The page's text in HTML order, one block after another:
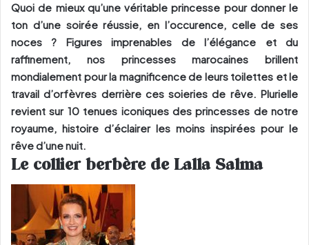
Quoi de mieux qu’une véritableprincesse pour donner le
ton d’une soirée réussie, en l’occurence, celle de ses
noces ? Figures imprenables de l’élégance et du
raffinement, nos princessesmarocaines brillent
mondialement pour la magnificence de leurs toilettes et le
travail d’orfèvres derrière ces soieries de rêve. Plurielle
revient sur 10 tenues iconiques desprincesses de notre
royaume, histoire d’éclairer les moins inspirées pour le
rêve d’une nuit.
Le collier berbère de Lalla Salma